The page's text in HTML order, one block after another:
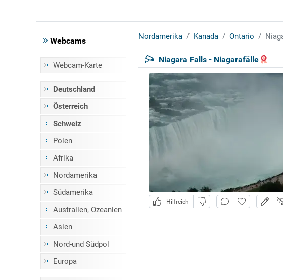
Webcams
Webcam-Karte
Deutschland
Österreich
Schweiz
Polen
Afrika
Nordamerika
Südamerika
Australien, Ozeanien
Asien
Nord-und Südpol
Europa
Nordamerika Kanada Ontario
Niagara Falls - Niagarafälle
Hilfreich